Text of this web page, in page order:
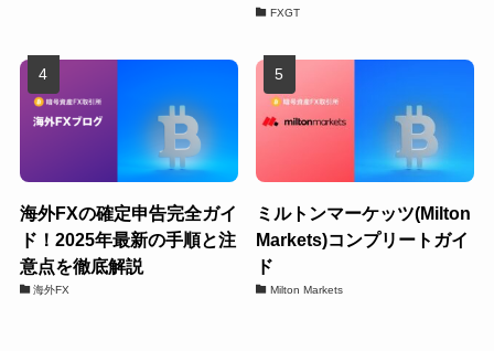
FXGT
海外FXの確定申告完全ガイ
ド！2025年最新の手順と注
意点を徹底解説
海外FX
ミルトンマーケッツ(Milton
Markets)コンプリートガイ
ド
Milton Markets